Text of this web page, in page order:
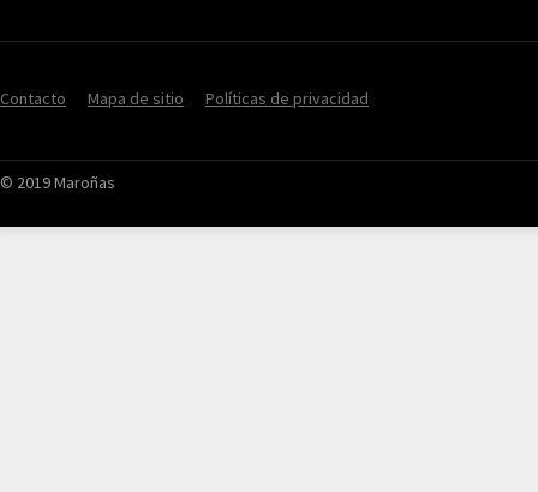
Contacto Mapa de sitio Políticas de privacidad
© 2019 Maroñas